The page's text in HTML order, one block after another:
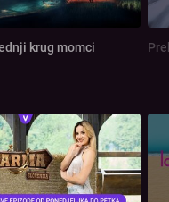
krug momci